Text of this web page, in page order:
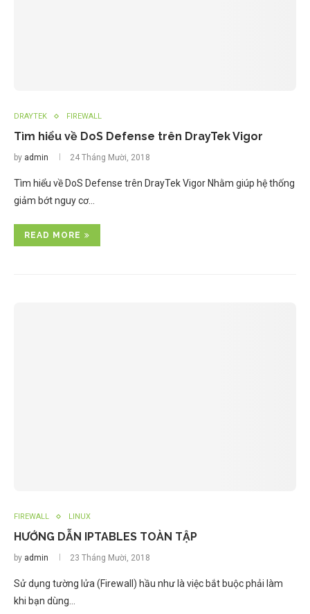
DRAYTEK FIREWALL
Tìm hiểu về DoS Defense trên DrayTek Vigor
by admin 24 Tháng Mười, 2018
Tìm hiểu về DoS Defense trên DrayTek Vigor Nhằm giúp hệ thống
giảm bớt nguy cơ…
READ MORE
FIREWALL LINUX
HƯỚNG DẪN IPTABLES TOÀN TẬP
by admin 23 Tháng Mười, 2018
Sử dụng tường lửa (Firewall) hầu như là việc bắt buộc phải làm
khi bạn dùng…